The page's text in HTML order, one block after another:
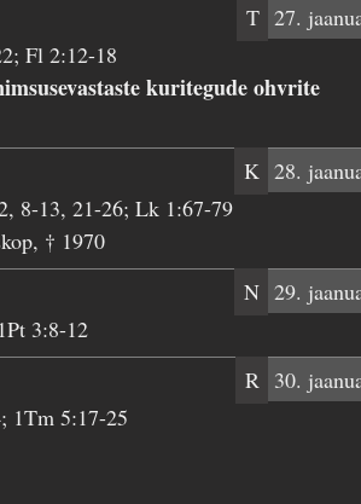
T 27.
Fl 2:12-18
kuritegude ohvrite
K 28.
8-13, 21-26; Lk 1:67-79
† 1970
N 29.
3:8-12
R 30.
1Tm 5:17-25